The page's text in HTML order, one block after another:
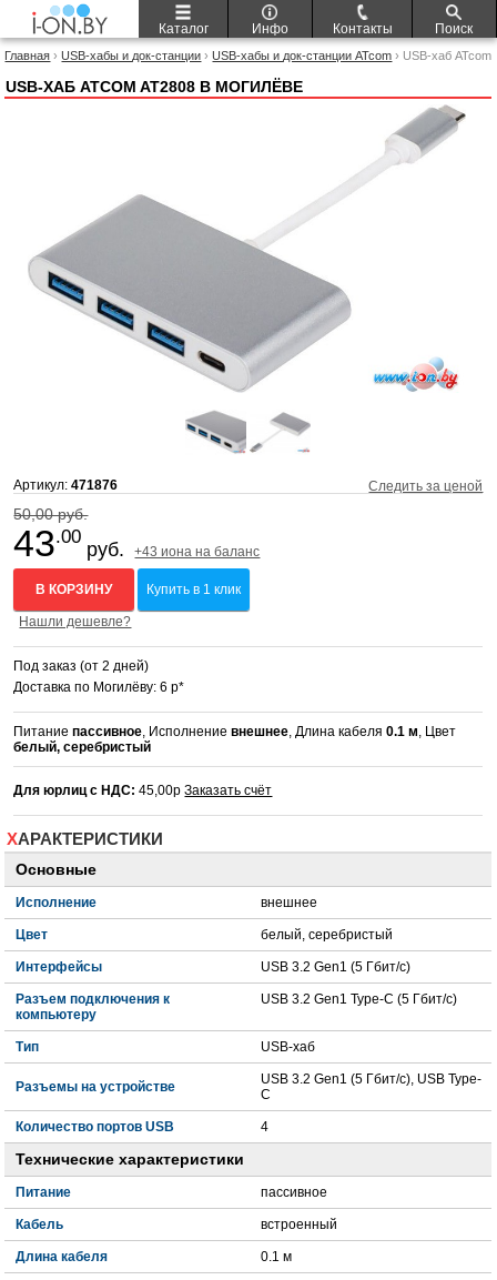
Каталог Инфо Контакты Поиск
Главная ›USB-хабы и док-станции ›USB-хабы и док-станции ATcom › USB-хаб ATcom
USB-ХАБ ATCOM AT2808 В МОГИЛЁВЕ
Артикул:471876 Следить за ценой
50,00 руб.
43.00
руб. +43 иона на баланс
В КОРЗИНУ Купить в 1 клик
Нашли дешевле?
Под заказ (от 2 дней)
Доставка по Могилёву: 6 р*
Питаниепассивное, Исполнениевнешнее, Длина кабеля0.1 м, Цвет
белый, серебристый
Для юрлиц с НДС: 45,00рЗаказать счёт
ХАРАКТЕРИСТИКИ
Основные
Исполнение внешнее
Цвет белый, серебристый
Интерфейсы USB 3.2 Gen1 (5 Гбит/с)
Разъем подключения к
компьютеру
USB 3.2 Gen1 Type-C (5 Гбит/с)
Тип USB-хаб
Разъемы на устройстве
USB 3.2 Gen1 (5 Гбит/с), USB Type-
C
Количество портов USB 4
Технические характеристики
Питание пассивное
Кабель встроенный
Длина кабеля 0.1 м